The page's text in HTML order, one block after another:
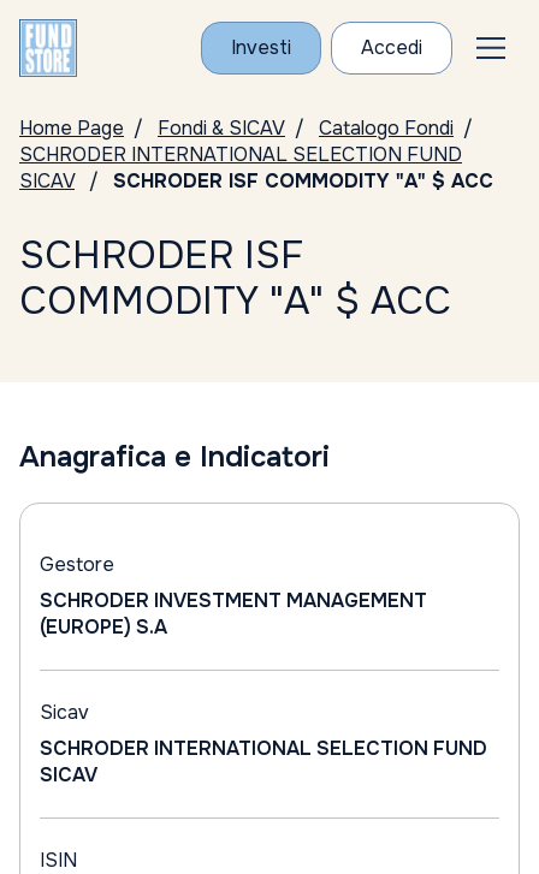
Investi Accedi
Home Page Fondi & SICAV
Catalogo Fondi
SCHRODER INTERNATIONAL SELECTION FUND
SICAV
SCHRODER ISF COMMODITY "A" $ ACC
SCHRODER ISF
COMMODITY "A" $ ACC
Anagrafica e Indicatori
Gestore
SCHRODER INVESTMENT MANAGEMENT
(EUROPE) S.A
Sicav
SCHRODER INTERNATIONAL SELECTION FUND
SICAV
ISIN